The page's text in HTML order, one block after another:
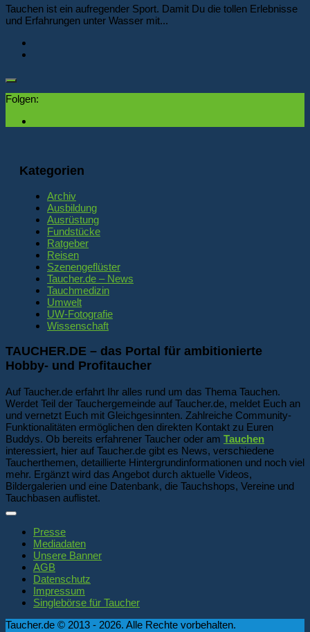
Tauchen ist ein aufregender Sport. Damit Du die tollen Erlebnisse
und Erfahrungen unter Wasser mit...
Folgen:
Kategorien
Archiv
Ausbildung
Ausrüstung
Fundstücke
Ratgeber
Reisen
Szenengeflüster
Taucher.de – News
Tauchmedizin
Umwelt
UW-Fotografie
Wissenschaft
TAUCHER.DE – das Portal für ambitionierte
Hobby- und Profitaucher
Auf Taucher.de erfahrt Ihr alles rund um das Thema Tauchen.
Werdet Teil der Tauchergemeinde auf Taucher.de, meldet Euch an
und vernetzt Euch mit Gleichgesinnten. Zahlreiche Community-
Funktionalitäten ermöglichen den direkten Kontakt zu Euren
Buddys. Ob bereits erfahrener Taucher oder am Tauchen
interessiert, hier auf Taucher.de gibt es News, verschiedene
Taucherthemen, detaillierte Hintergrundinformationen und noch viel
mehr. Ergänzt wird das Angebot durch aktuelle Videos,
Bildergalerien und eine Datenbank, die Tauchshops, Vereine und
Tauchbasen auflistet.
Presse
Mediadaten
Unsere Banner
AGB
Datenschutz
Impressum
Singlebörse für Taucher
Taucher.de © 2013 - 2026. Alle Rechte vorbehalten.